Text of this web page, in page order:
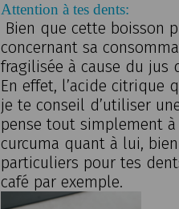
Attention à tes dents:
Bien que cette boisson
concernant sa
fragilisée à cause du jus
En effet, l’acide citrique
je te conseil d’utiliser
pense tout simplement
curcuma quant à lui,
particuliers pour tes
café par exemple.